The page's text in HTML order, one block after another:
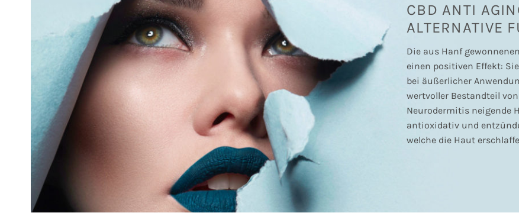
CBD ANTI
ALTERNATIVE
Die aus Hanf
einen positiven Effekt:
bei äußerlicher
wertvoller Bestandteil
Neurodermitis neigende
antioxidativ und
welche die Haut